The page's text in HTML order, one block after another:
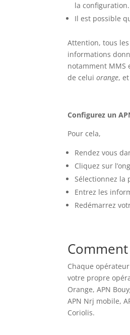
la configuration.
Il est possible
Attention, tous
informations
notamment MMS
de celuiorange,
Configurez un
Pour cela,
Rendez vous
Cliquez sur
Sélectionnez la
Entrez les
Redémarrez
Chaque
votre propre
Orange, APN
APN Nrj mobile,
Coriolis.